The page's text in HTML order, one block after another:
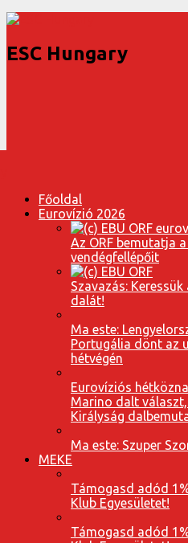
ESC Hungary
Főoldal
Eurovízió 2026
Az ORF bemutatja
vendégfellépőit
Szavazás:
dalát!
Ma este:
Portugália dönt az
hétvégén
Eurovíziós
Marino dalt
Királyság
Ma este: Szuper
MEKE
Támogasd adód
Klub Egyesületet!
Támogasd adód